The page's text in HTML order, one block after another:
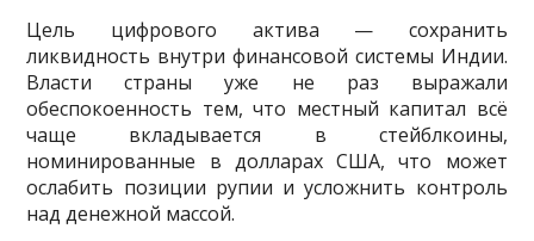
Цель цифрового актива — сохранить
ликвидность внутри финансовой системы Индии.
Власти страны уже не раз выражали
обеспокоенность тем, что местный капитал всё
чаще вкладывается в стейблкоины,
номинированные в долларах США, что может
ослабить позиции рупии и усложнить контроль
над денежной массой.